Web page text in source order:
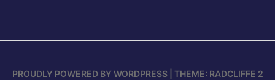
PROUDLY POWERED BY WORDPRESS THEME: RADCLIFFE 2